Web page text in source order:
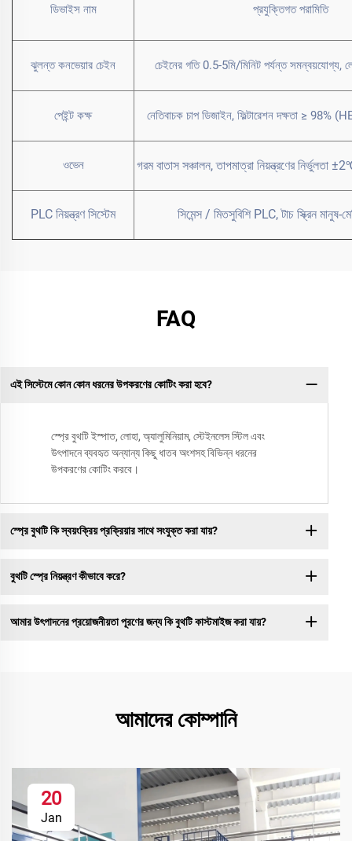
ডিভাইস নাম প্রযুক্তিগত পরামিতি
ঝুলন্ত কনভেয়ার চেইন চেইনের গতি 0.5-5মি/মিনিট পর্যন্ত সমন্বয়যোগ্য,
পেইন্ট কক্ষ নেতিবাচক চাপ ডিজাইন, ফিল্টারেশন দক্ষতা ≥ 98%
ওভেন গরম বাতাস সঞ্চালন, তাপমাত্রা নিয়ন্ত্রণের
PLC নিয়ন্ত্রণ সিস্টেম সিমেন্স / মিতসুবিশি PLC, টাচ স্ক্রিন মানুষ-
FAQ
এই সিস্টেমে কোন কোন ধরনের উপকরণের কোটিং করা হবে?
স্প্রে বুথটি ইস্পাত, লোহা, অ্যালুমিনিয়াম, স্টেইনলেস স্টিল এবং
উৎপাদনে ব্যবহৃত অন্যান্য কিছু ধাতব অংশসহ বিভিন্ন ধরনের
উপকরণের কোটিং করবে।
স্প্রে বুথটি কি স্বয়ংক্রিয় প্রক্রিয়ার সাথে সংযুক্ত করা যায়?
বুথটি স্প্রে নিয়ন্ত্রণ কীভাবে করে?
আমার উৎপাদনের প্রয়োজনীয়তা পূরণের জন্য কি বুথটি কাস্টমাইজ করা যায়?
আমাদের কোম্পানি
20
Jan